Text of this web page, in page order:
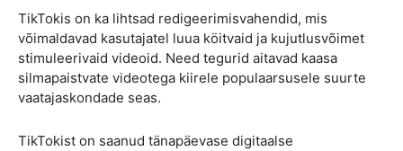
TikTokis on ka lihtsad redigeerimisvahendid, mis
võimaldavad kasutajatel luua köitvaid ja kujutlusvõimet
stimuleerivaid videoid. Need tegurid aitavad kaasa
silmapaistvate videotega kiirele populaarsusele suurte
vaatajaskondade seas.
TikTokist on saanud tänapäevase digitaalse